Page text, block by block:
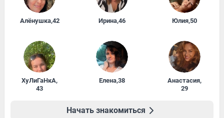
Алёнушка,42 Ирина,46 Юлия,50
ХуЛиГаНкА,
43
Елена,38 Анастасия,
29
Начать знакомиться